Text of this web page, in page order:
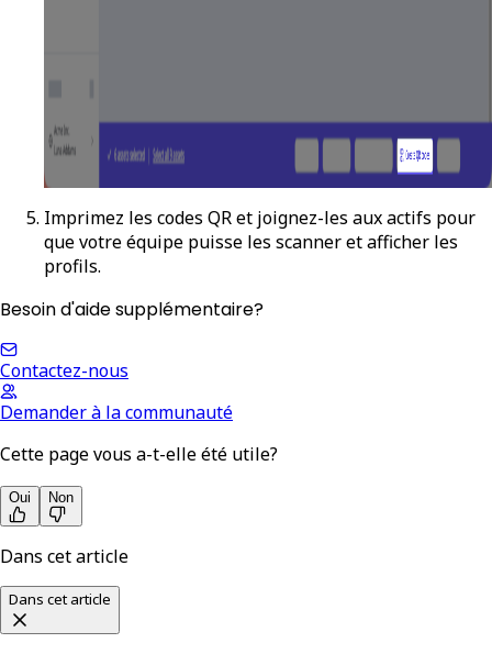
Imprimez les codes QR et joignez-les aux actifs pour
que votre équipe puisse les scanner et afficher les
profils.
Besoin d'aide supplémentaire?
Contactez-nous
Demander à la communauté
Cette page vous a-t-elle été utile?
Oui Non
Dans cet article
Dans cet article